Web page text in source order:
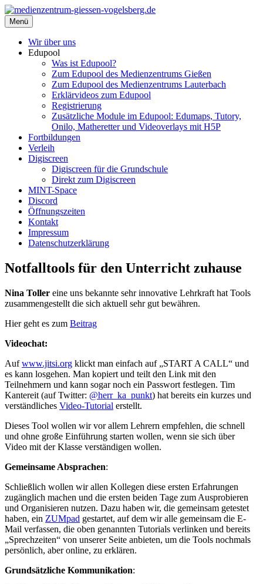
Zum
Inhalt
springen
medienzentrum-giessen-vogelsberg.de
Regionales Medienzentrum Gießen-Vogelsberg
Menü
Wir über uns
Edupool
Was ist Edupool?
Zum Edupool des Medienzentrums Gießen
Zum Edupool des Medienzentrums Lauterbach
Erklärvideos zum Edupool
Registrierung
Zusätzliche Module im Edupool: Edumaps, Tutory,
Onilo, Matheretter und Videoverlays mit H5P
Fortbildungen
Verleih
Digiscreen
Digiscreen für die Grundschule
Direkt zum Digiscreen
MINT-Space
Discord
Öffnungszeiten
Kontakt
Impressum
Datenschutzerklärung
Notfalltools für den Unterricht zuhause
Nina Toller eine uns bekannte sehr innovative Lehrkraft hat Tools
zusammengestellt die sich aktuell sehr gut bewähren.
Hier geht es zum Beitrag
Videochat:
Aufwww.jitsi.org klickt man einfach auf „START A CALL“ und
es kann losgehen. Man kopiert und teilt den Link mit den
Teilnehmern und kann sogar noch ein Passwort festlegen. Tim
Kantereit (auf Twitter: @herr_ka_punkt) hat bereits ein kurzes und
verständliches Video-Tutorial erstellt.
Dieses Tool wollen wir vor allem Lehrern empfehlen, die schnell
und ohne große Einführung starten wollen, wenn sie sich über
Video mit der Klasse verständigen wollen.
Gemeinsame Absprachen:
Schließlich wollen wir allen Kollegen diese ersten Erfahrungen
zugänglich machen und die ersten beiden Tage zum Ausprobieren
und Organisieren nutzen. Dazu haben wir, die gemeinsam getestet
haben, ein ZUMpad gestartet, auf dem wir alle gemeinsam die E-
Mail verfassen, die oben genannten Tutorials verlinken und bereits
„Sprechzeiten“ von unserer Seite anbieten, um die Tools nochmals
persönlich, aber online, zu erklären.
Grundsätzliche Kommunikation: